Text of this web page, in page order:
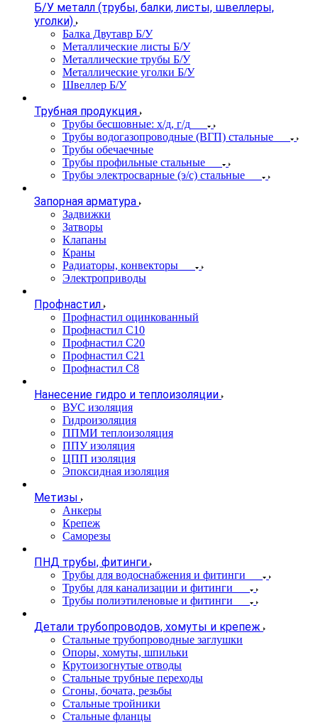
Б/У металл (трубы, балки, листы, швеллеры,
уголки)
Балка Двутавр Б/У
Металлические листы Б/У
Металлические трубы Б/У
Металлические уголки Б/У
Швеллер Б/У
Трубная продукция
Трубы бесшовные: х/д, г/д
Трубы водогазопроводные (ВГП) стальные
Трубы обечаечные
Трубы профильные стальные
Трубы электросварные (э/с) стальные
Запорная арматура
Задвижки
Затворы
Клапаны
Краны
Радиаторы, конвекторы
Электроприводы
Профнастил
Профнастил оцинкованный
Профнастил С10
Профнастил С20
Профнастил С21
Профнастил С8
Нанесение гидро и теплоизоляции
ВУС изоляция
Гидроизоляция
ППМИ теплоизоляция
ППУ изоляция
ЦПП изоляция
Эпоксидная изоляция
Метизы
Анкеры
Крепеж
Саморезы
ПНД трубы, фитинги
Трубы для водоснабжения и фитинги
Трубы для канализации и фитинги
Трубы полиэтиленовые и фитинги
Детали трубопроводов, хомуты и крепеж
Стальные трубопроводные заглушки
Опоры, хомуты, шпильки
Крутоизогнутые отводы
Стальные трубные переходы
Сгоны, бочата, резьбы
Стальные тройники
Стальные фланцы